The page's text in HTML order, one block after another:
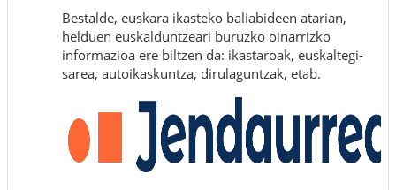
Bestalde, euskara ikasteko baliabideen atarian,
helduen euskalduntzeari buruzko oinarrizko
informazioa ere biltzen da: ikastaroak, euskaltegi-
sarea, autoikaskuntza, dirulaguntzak, etab.